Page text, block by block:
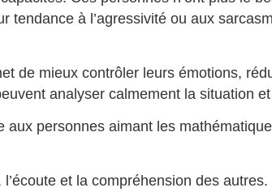
à l’agressivité ou aux
de mieux contrôler leurs émotions,
analyser calmement la situation
personnes aimant les
et la compréhension des